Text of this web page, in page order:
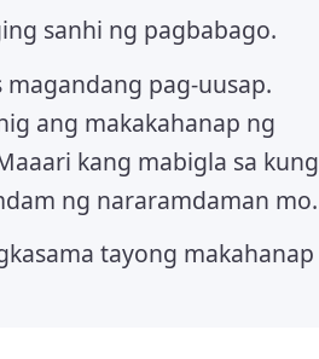
sanhi ng pagbabago.
pag-uusap.
ang makakahanap ng
kang mabigla sa kung
ng nararamdaman mo.
tayong makahanap